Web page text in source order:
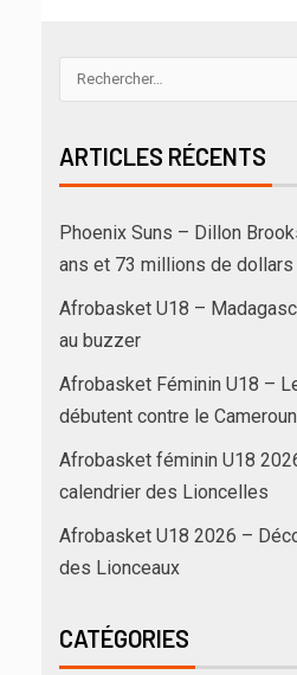
ARTICLES RÉCENTS
Phoenix Suns – Dillon
ans et 73 millions de dollars
Afrobasket U18 –
au buzzer
Afrobasket Féminin U18 –
débutent contre le
Afrobasket féminin U18
calendrier des Lioncelles
Afrobasket U18 2026 –
des Lionceaux
CATÉGORIES